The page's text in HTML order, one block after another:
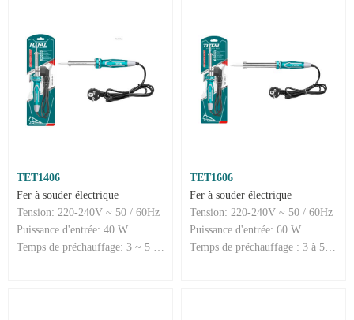
TET1406
Fer à souder électrique
Tension: 220-240V ~ 50 / 60Hz
Puissance d'entrée: 40 W
Temps de préchauffage: 3 ~ 5 minutes
TET1606
Fer à souder électrique
Tension: 220-240V ~ 50 / 60Hz
Puissance d'entrée: 60 W
Temps de préchauffage : 3 à 5 minutes